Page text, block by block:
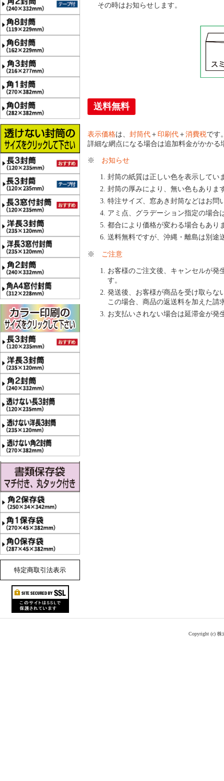
特定商取引法表示
その時はお知らせします。
送料無料
表示価格は、 封筒代 ＋ 印刷代 ＋ 消費税です
詳細な網点になる場合は追加料金がかかる
※ お知らせ
封筒の紙質は正しい色を表示してい
封筒の厚みにより、無い色もありま
特注サイズ、窓あき封筒などはお問
アミ点、グラデーション指定の場合
都合により価格が変わる場合もあり
送料無料ですが、沖縄・離島は別途
※ ご注意
お客様のご注文後、キャンセルが発
す。
発送後、お客様が商品を受け取らな
この場合、商品の返送料を加えた請
お支払いされない場合は延滞金が発
Copyright (c)